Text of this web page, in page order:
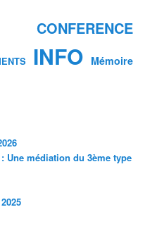
CONFERENCE
INFO Mémoire
Une médiation du 3ème type